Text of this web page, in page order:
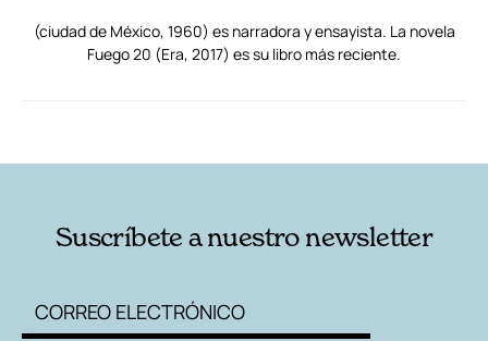
(ciudad de México, 1960) es narradora y ensayista. La novela
Fuego 20 (Era, 2017) es su libro más reciente.
Suscríbete a nuestro newsletter